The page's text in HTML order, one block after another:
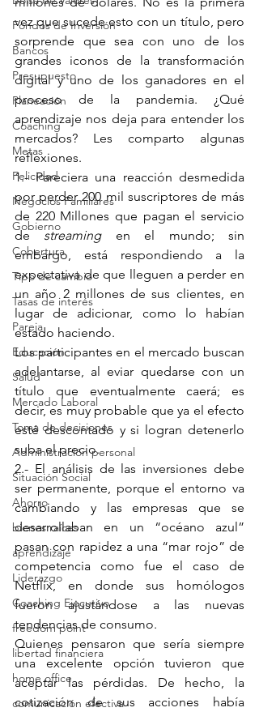
Fondos de Inversión
Bancos
Presupuesto
Planeación
Coaching
Metas
Felicidad
Negocios Familiares
Gobierno
Cobertura
Tipo de cambio
Tasas de interés
Pareja
Educación
Salud
Mercado Laboral
Toma de decisiones
Administración personal
Situación Social
Ahorro
bienes raíces
aprendizaje
Liderazgo
Coaching Ejecutivo
freedom point
libertad financiera
home office
comunicación efectiva
vez que sucede esto con un título, pero
sorprende que sea con uno de los
grandes iconos de la transformación
digital y uno de los ganadores en el
proceso de la pandemia. ¿Qué
aprendizaje nos deja para entender los
mercados? Les comparto algunas
reflexiones.
1.- Pareciera una reacción desmedida
por perder 200 mil suscriptores de más
de 220 Millones que pagan el servicio
de streaming en el mundo; sin
embargo, está respondiendo a la
expectativa de que lleguen a perder en
un año 2 millones de sus clientes, en
lugar de adicionar, como lo habían
estado haciendo.
Los participantes en el mercado buscan
adelantarse, al eviar quedarse con un
título que eventualmente caerá; es
decir, es muy probable que ya el efecto
esté descontado y si logran detenerlo
suba el precio.
2.- El análisis de las inversiones debe
ser permanente, porque el entorno va
cambiando y las empresas que se
desarrollaban en un “océano azul”
pasan con rapidez a una “mar rojo” de
competencia como fue el caso de
Netflix, en donde sus homólogos
fueron ajustándose a las nuevas
tendencias de consumo.
Quienes pensaron que sería siempre
una excelente opción tuvieron que
aceptar las pérdidas. De hecho, la
cotización de sus acciones había